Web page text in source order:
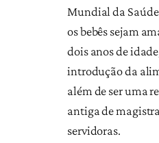
Mundial da
os bebês sejam
dois anos de
introdução da
além de ser uma
antiga de
servidoras.